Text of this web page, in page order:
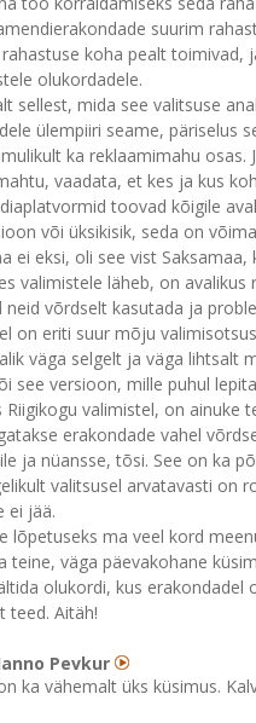
suurim
koha pealt toimivad,
olukordadele.
sellest, mida see valitsuse
ülempiiri seame, päriselus
ka reklaamimahu
vaadata, et kes ja kus
toovad kõigile
või üksikisik, seda on
ei eksi, oli see vist
valimistele läheb, on
neid võrdselt kasutada ja
on eriti suur mõju
väga selgelt ja väga lihtsalt
see versioon, mille puhul
Riigikogu valimistel, on
erakondade vahel
ja nüansse, tõsi. See on ka
valitsusel arvatavasti on
ei jää.
lõpetuseks ma veel kord
teine, väga päevakohane
olukordi, kus erakondadel
teed. Aitäh!
Pevkur
ka vähemalt üks küsimus.